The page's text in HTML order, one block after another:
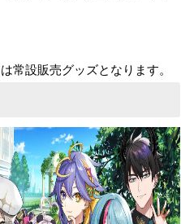
常設販売グッズとなります。